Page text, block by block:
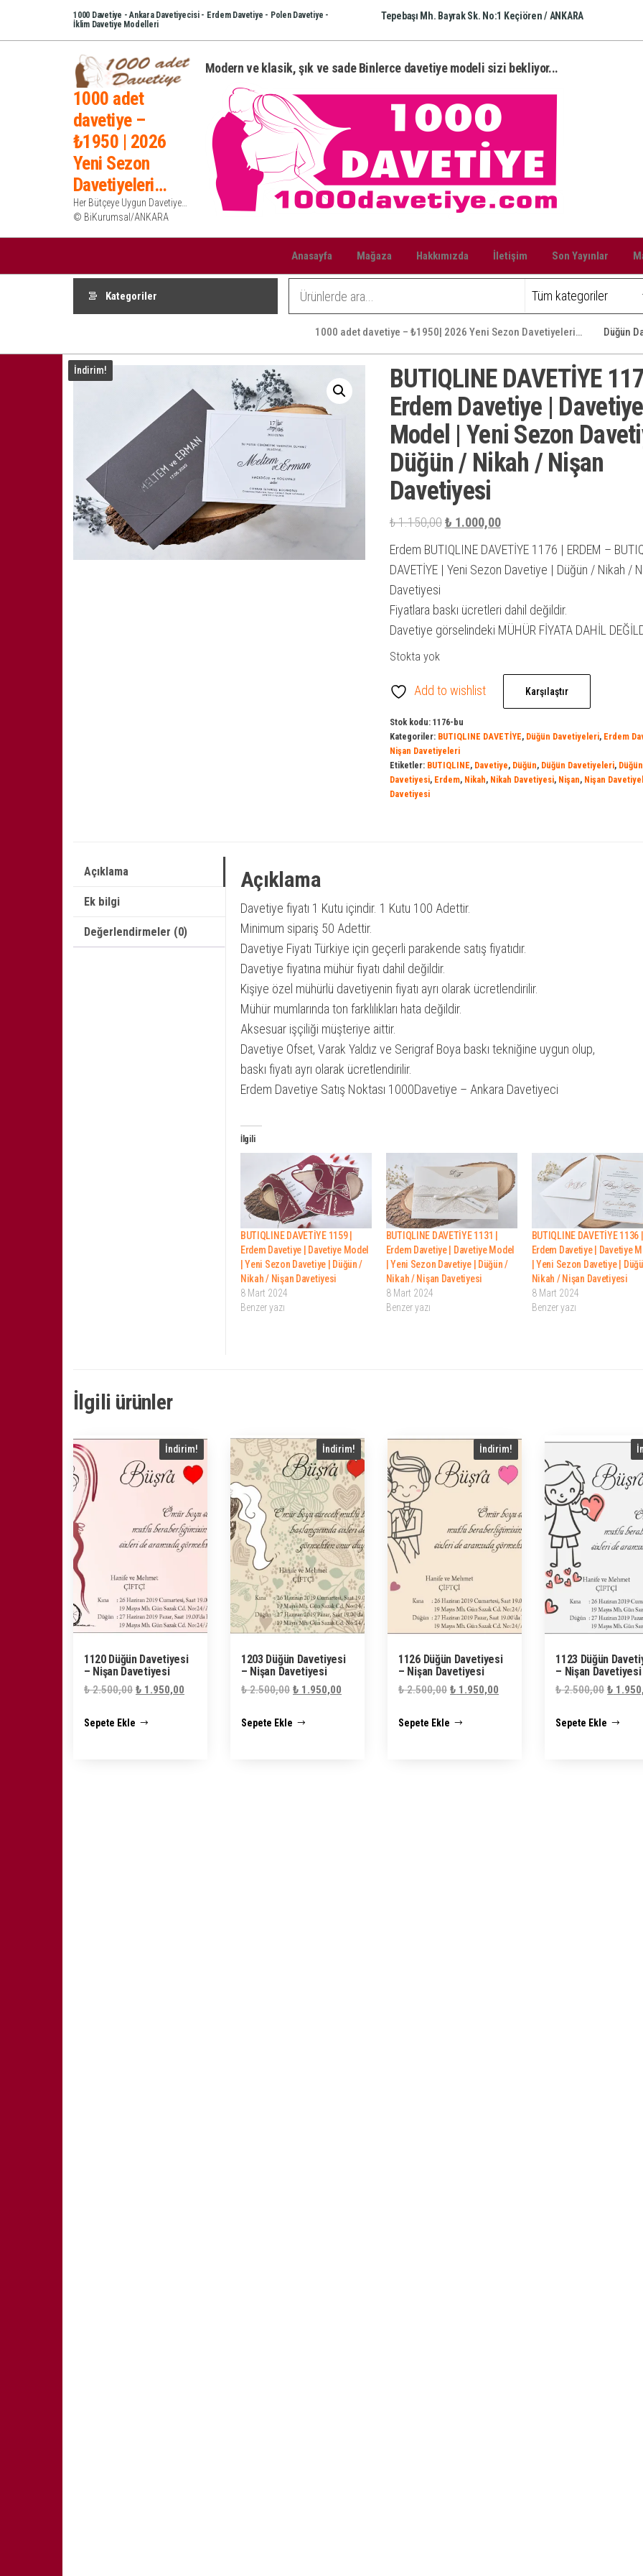
1000 Davetiye - Ankara Davetiyecisi - Erdem Davetiye - Polen Davetiye -
İklim Davetiye Modelleri
Tepebaşı Mh. Bayrak Sk. No:1 Keçiören / ANKARA
1000 adet
davetiye –
₺1950 | 2026
Yeni Sezon
Davetiyeleri…
Her Bütçeye Uygun Davetiye…
© BiKurumsal/ANKARA
Modern ve klasik, şık ve sade Binlerce davetiye modeli sizi bekliyor...
Anasayfa Mağaza Hakkımızda İletişim Son Yayınlar
Kategoriler
1000 adet davetiye – ₺1950| 2026 Yeni Sezon Davetiyeleri… Düğün
İndirim!
BUTIQLINE DAVETİYE
Erdem Davetiye | Davetiye
Model | Yeni Sezon
Düğün / Nikah / Nişan
Davetiyesi
₺1.150,00 Orijinal
fiyat:
₺ 1.150,00.
₺ 1.000,00Şu
andaki
fiyat:
₺ 1.000,00.
Erdem BUTIQLINE DAVETİYE 1176 | ERDEM –
DAVETİYE | Yeni Sezon Davetiye | Düğün / Nikah /
Davetiyesi
Fiyatlara baskı ücretleri dahil değildir.
Davetiye görselindeki MÜHÜR FİYATA DAHİL
Stokta yok
Add to wishlist Karşılaştır
Stok kodu: 1176-bu
Kategoriler: BUTIQLINE DAVETİYE, Düğün Davetiyeleri, Erdem
Nişan Davetiyeleri
Etiketler: BUTIQLINE, Davetiye, Düğün, Düğün Davetiyeleri, Düğün
Davetiyesi, Erdem, Nikah, Nikah Davetiyesi, Nişan, Nişan
Davetiyesi
Açıklama
Ek bilgi
Değerlendirmeler (0)
Açıklama
Davetiye fiyatı 1 Kutu içindir. 1 Kutu 100 Adettir.
Minimum sipariş 50 Adettir.
Davetiye Fiyatı Türkiye için geçerli parakende satış fiyatıdır.
Davetiye fiyatına mühür fiyatı dahil değildir.
Kişiye özel mühürlü davetiyenin fiyatı ayrı olarak ücretlendirilir.
Mühür mumlarında ton farklılıkları hata değildir.
Aksesuar işçiliği müşteriye aittir.
Davetiye Ofset, Varak Yaldız ve Serigraf Boya baskı tekniğine uygun olup,
baskı fiyatı ayrı olarak ücretlendirilir.
Erdem Davetiye Satış Noktası 1000Davetiye – Ankara Davetiyeci
İlgili
BUTIQLINE DAVETİYE 1159 |
Erdem Davetiye | Davetiye Model
| Yeni Sezon Davetiye | Düğün /
Nikah / Nişan Davetiyesi
8 Mart 2024
Benzer yazı
BUTIQLINE DAVETİYE 1131 |
Erdem Davetiye | Davetiye Model
| Yeni Sezon Davetiye | Düğün /
Nikah / Nişan Davetiyesi
8 Mart 2024
Benzer yazı
BUTIQLINE DAVETİYE 1136 |
Erdem Davetiye | Davetiye
| Yeni Sezon Davetiye |
Nikah / Nişan Davetiyesi
8 Mart 2024
Benzer yazı
İlgili ürünler
İndirim!
1120 Düğün Davetiyesi
– Nişan Davetiyesi
₺2.500,00 Orijinal
₺ 2.500,00.
₺ 1.950,00
Sepete Ekle
İndirim!
1203 Düğün Davetiyesi
– Nişan Davetiyesi
₺2.500,00 Orijinal
₺ 2.500,00.
₺ 1.950,00
Sepete Ekle
İndirim!
1126 Düğün Davetiyesi
– Nişan Davetiyesi
₺2.500,00 Orijinal
₺ 2.500,00.
₺ 1.950,00
Sepete Ekle
1123 Düğün
– Nişan Davetiyesi
₺2.500,00 Orijinal
₺
₺
Sepete Ekle